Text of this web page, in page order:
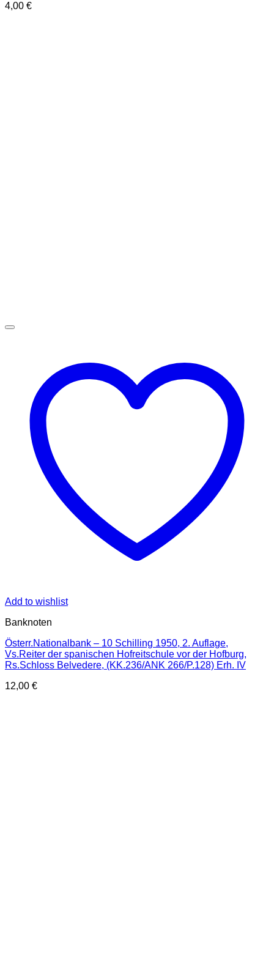
4,00 €
Add to wishlist
Banknoten
Österr.Nationalbank – 10 Schilling 1950, 2. Auflage,
Vs.Reiter der spanischen Hofreitschule vor der Hofburg,
Rs.Schloss Belvedere, (KK.236/ANK 266/P.128) Erh. IV
12,00 €